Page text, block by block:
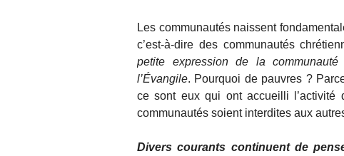
Les communautés naissent
c’est-à-dire des communautés
petite expression de la
l’Évangile. Pourquoi de pauvres ?
ce sont eux qui ont accueilli
communautés soient interdites aux
Divers courants continuent de